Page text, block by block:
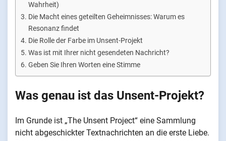
Wahrheit)
Die Macht eines geteilten Geheimnisses: Warum es
Resonanz findet
Die Rolle der Farbe im Unsent-Projekt
Was ist mit Ihrer nicht gesendeten Nachricht?
Geben Sie Ihren Worten eine Stimme
Was genau ist das Unsent-Projekt?
Im Grunde ist „The Unsent Project“ eine Sammlung
nicht abgeschickter Textnachrichten an die erste Liebe.